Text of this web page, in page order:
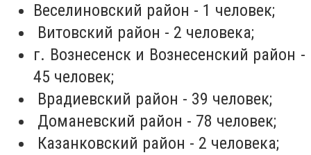
Веселиновский район - 1 человек;
Витовский район - 2 человека;
г. Вознесенск и Вознесенский район -
45 человек;
Врадиевский район - 39 человек;
Доманевский район - 78 человек;
Казанковский район - 2 человека;